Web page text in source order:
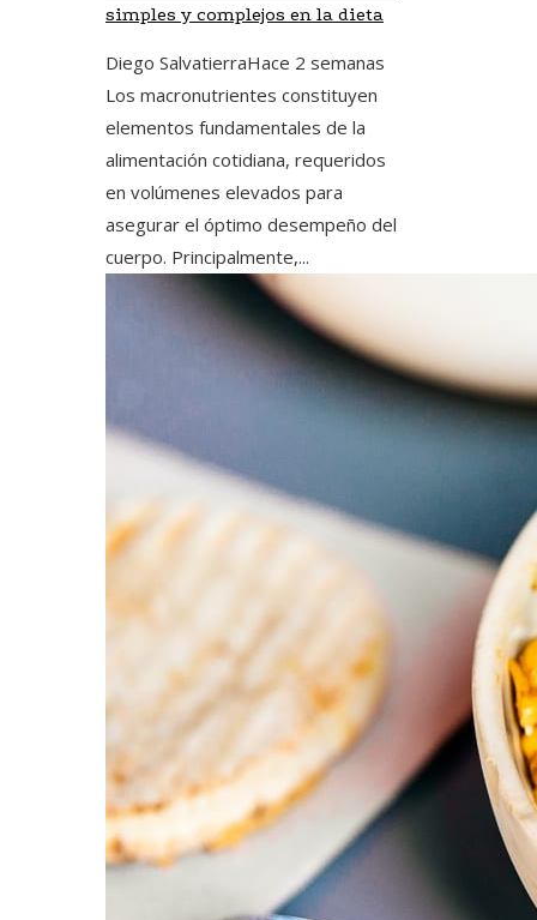
simples y complejos en la dieta
Diego SalvatierraHace 2 semanas
Los macronutrientes constituyen
elementos fundamentales de la
alimentación cotidiana, requeridos
en volúmenes elevados para
asegurar el óptimo desempeño del
cuerpo. Principalmente,...